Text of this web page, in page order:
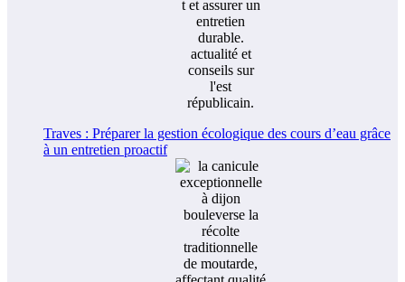
Traves : Préparer la gestion écologique des cours d’eau grâce
à un entretien proactif